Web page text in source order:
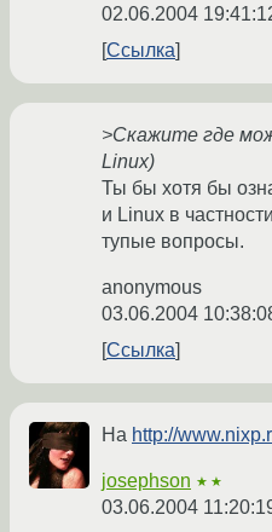
02.06.2004
Ссылка
>Скажите где
Linux)
Ты бы хотя бы
и Linux в
тупые вопросы.
anonymous
03.06.2004
Ссылка
На http://
josephson ★★
03.06.2004